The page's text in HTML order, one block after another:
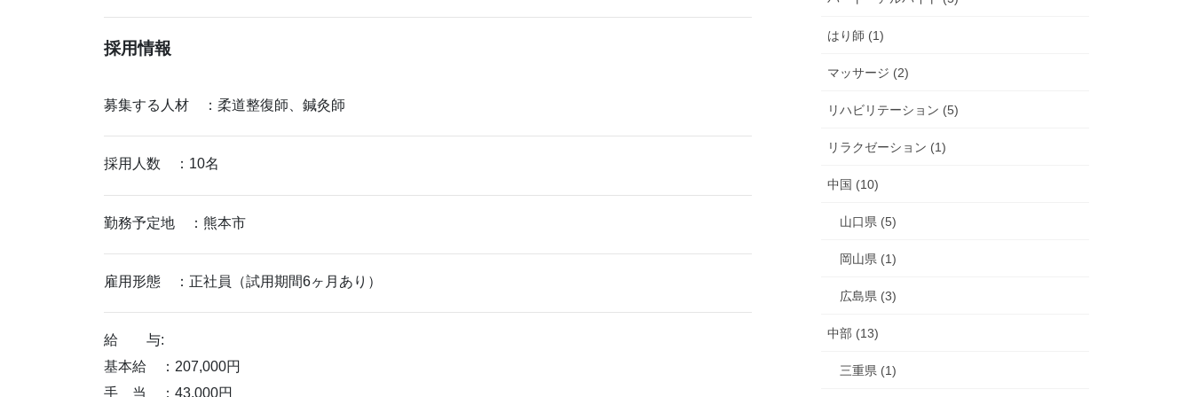
採用情報
募集する人材 ：柔道整復師、鍼灸師
採用人数 ：10名
勤務予定地 ：熊本市
雇用形態 ：正社員（試用期間6ヶ月あり）
給 与:
基本給 ：207,000円
手 当 ：43,000円
はり師 (1)
マッサージ (2)
リハビリテーション (5)
リラクゼーション (1)
中国 (10)
山口県 (5)
岡山県 (1)
広島県 (3)
中部 (13)
三重県 (1)